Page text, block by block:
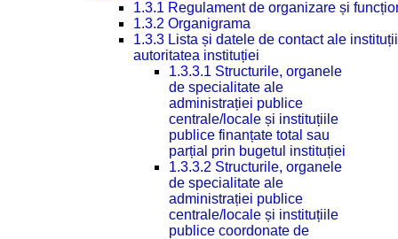
1.3.1 Regulament de organizare și
1.3.2 Organigrama
1.3.3 Lista și datele de contact ale
autoritatea instituției
1.3.3.1 Structurile, organele
de specialitate ale
administrației publice
centrale/locale și instituțiile
publice finanțate total sau
parțial prin bugetul instituției
1.3.3.2 Structurile, organele
de specialitate ale
administrației publice
centrale/locale și instituțiile
publice coordonate de